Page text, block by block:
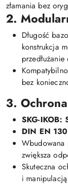
złamania bez
2.
Długość
konstrukcja
bez
3.
SKG-IKOB:
DIN EN
Wbudowana
zwiększa
Skuteczna
i